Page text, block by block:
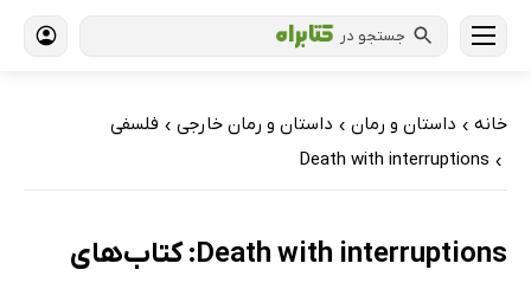
جستجو در
خانه › داستان و رمان › داستان و رمان خارجی › فلسفی
›
Death with interruptions
Death with interruptions: کتاب‌های